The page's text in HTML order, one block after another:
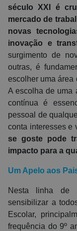
século XXI é
mercado de
novas
inovação e
surgimento de
outras, é
escolher uma área
A escolha de uma
contínua é
pessoal de
conta interesses e
se goste pode
impacto para a
Um Apelo aos
Nesta linha de
sensibilizar a
Escolar,
frequência do 9º